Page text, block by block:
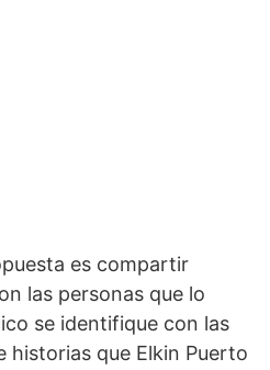
es compartir
las personas que lo
se identifique con las
historias que Elkin Puerto